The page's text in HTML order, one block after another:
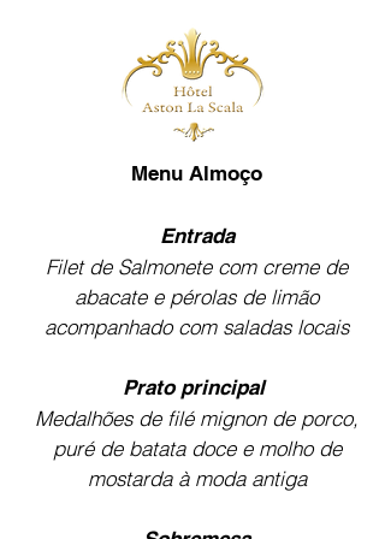
Menu Almoço
Entrada
Filet de Salmonete com creme de
abacate e pérolas de limão
acompanhado com saladas locais
Prato principal
Medalhões de filé mignon de porco,
puré de batata doce e molho de
mostarda à moda antiga